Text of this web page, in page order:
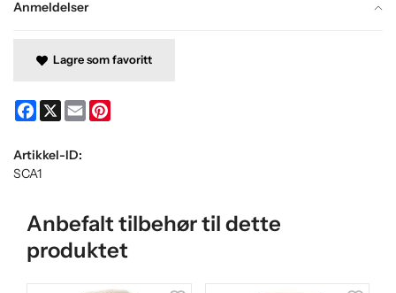
Anmeldelser
Lagre som favoritt
Facebook
X Email
Artikkel-ID:
SCA1
Anbefalt tilbehør til dette
produktet